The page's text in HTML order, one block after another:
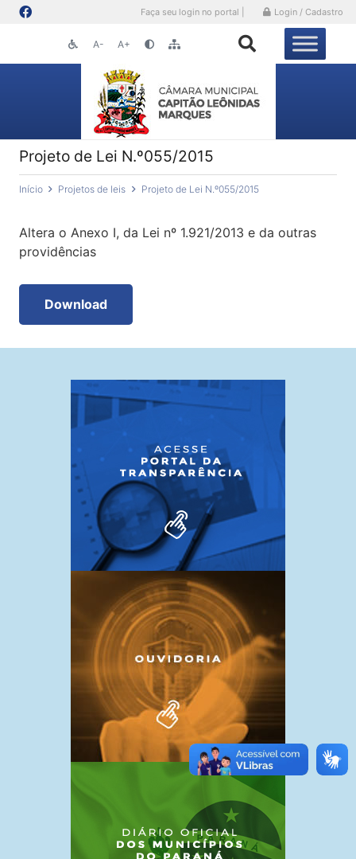
Faça seu login no portal | Login / Cadastro
A- A+
Projeto de Lei N.º055/2015
Início Projetos de leis Projeto de Lei N.º055/2015
Altera o Anexo I, da Lei nº 1.921/2013 e da outras
providências
Download